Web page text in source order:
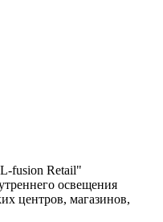
fusion Retail"
освещения
центров, магазинов,